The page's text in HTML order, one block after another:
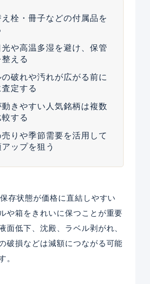
栓・冊子などの付属品を
光や高温多湿を避け、保管
える
の破れや汚れが広がる前に
定する
きやすい人気銘柄は複数
する
売りや季節需要を活用して
ップを狙う
存状態が価格に直結しやすい
や箱をきれいに保つことが重要
面低下、沈殿、ラベル剥がれ、
破損などは減額につながる可能
。